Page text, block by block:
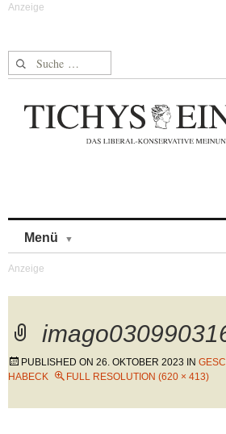
Suche nach:
Menü
PUBLISHED ON 26. OKTOBER 2023 IN
HABECK
FULL RESOLUTION (620 × 413)